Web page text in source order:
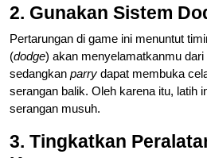
2. Gunakan Sistem
Pertarungan di game ini menuntut
(dodge) akan menyelamatkanmu
sedangkan parry dapat membuka
serangan balik. Oleh karena itu, latih
serangan musuh.
3. Tingkatkan